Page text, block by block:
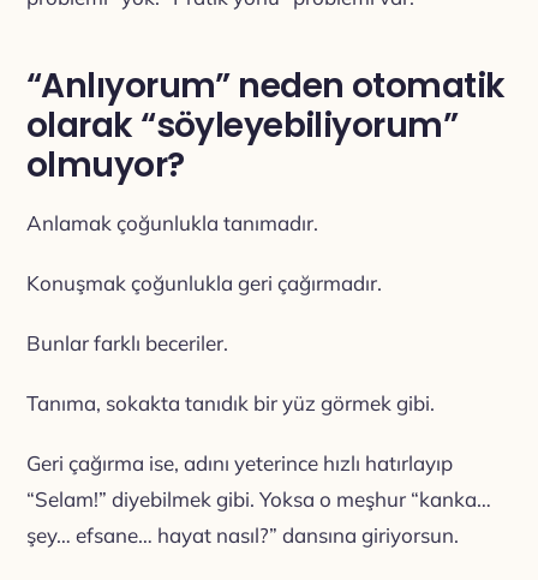
“Anlıyorum” neden otomatik
olarak “söyleyebiliyorum”
olmuyor?
Anlamak çoğunlukla tanımadır.
Konuşmak çoğunlukla geri çağırmadır.
Bunlar farklı beceriler.
Tanıma, sokakta tanıdık bir yüz görmek gibi.
Geri çağırma ise, adını yeterince hızlı hatırlayıp
“Selam!” diyebilmek gibi. Yoksa o meşhur “kanka…
şey… efsane… hayat nasıl?” dansına giriyorsun.